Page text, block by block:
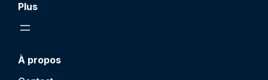
Plus
À propos